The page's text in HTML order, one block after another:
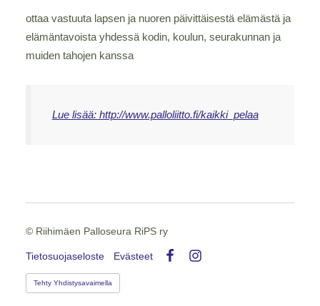
ottaa vastuuta lapsen ja nuoren päivittäisestä elämästä ja
elämäntavoista yhdessä kodin, koulun, seurakunnan ja
muiden tahojen kanssa
Lue lisää: http://www.palloliitto.fi/kaikki_pelaa
© Riihimäen Palloseura RiPS ry
Tietosuojaseloste
Evästeet
Tehty Yhdistysavaimella